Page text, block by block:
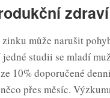
zdraví
může narušit
studii se mladí
10% doporučené
přes měsíc.